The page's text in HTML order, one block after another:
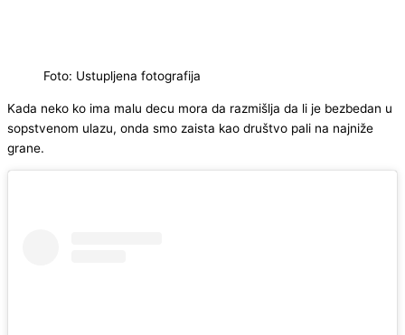
Foto: Ustupljena fotografija
Kada neko ko ima malu decu mora da razmišlja da li je bezbedan u
sopstvenom ulazu, onda smo zaista kao društvo pali na najniže
grane.